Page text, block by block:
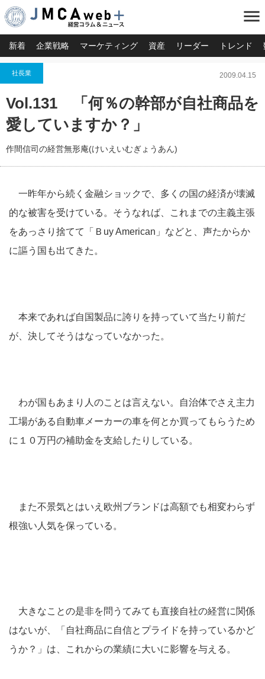
menu
新着 企業戦略 マーケティング 資産 リーダー トレンド
社長業 2009.04.15
Vol.131 「何％の幹部が自社商品を
愛していますか？」
作間信司の経営無形庵(けいえいむぎょうあん)
一昨年から続く金融ショックで、多くの国の経済が壊滅
的な被害を受けている。そうなれば、これまでの主義主張
をあっさり捨てて「Ｂuy American」などと、声たからか
に謳う国も出てきた。
本来であれば自国製品に誇りを持っていて当たり前だ
が、決してそうはなっていなかった。
わが国もあまり人のことは言えない。自治体でさえ主力
工場がある自動車メーカーの車を何とか買ってもらうため
に１０万円の補助金を支給したりしている。
また不景気とはいえ欧州ブランドは高額でも相変わらず
根強い人気を保っている。
大きなことの是非を問うてみても直接自社の経営に関係
はないが、「自社商品に自信とプライドを持っているかど
うか？」は、これからの業績に大いに影響を与える。